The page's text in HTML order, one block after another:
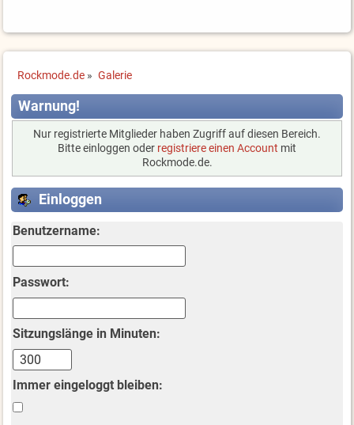
Rockmode.de » Galerie
Warnung!
Nur registrierte Mitglieder haben Zugriff auf diesen Bereich.
Bitte einloggen oder registriere einen Account mit
Rockmode.de.
Einloggen
Benutzername:
Passwort:
Sitzungslänge in Minuten:
Immer eingeloggt bleiben: